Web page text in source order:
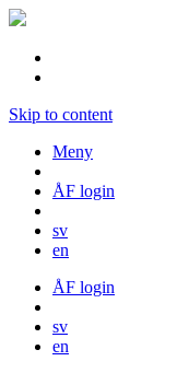
Skip to content
Meny
ÅF login
sv
en
ÅF login
sv
en